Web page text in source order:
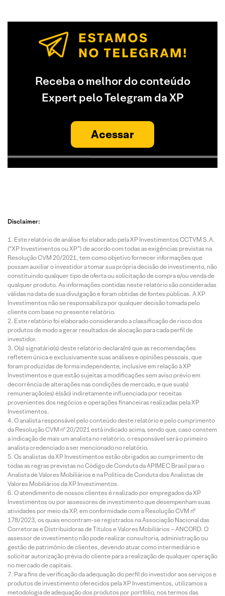
Receba o melhor do conteúdo
Expert pelo Telegram da XP
Acessar
Disclaimer:
Este relatório de análise foi elaborado pela XP Investimentos CCTVM S.A.
(“XP Investimentos ou XP”) de acordo com todas as exigências previstas na
Resolução CVM 20/2021, tem como objetivo fornecer informações que
possam auxiliar o investidor a tomar sua própria decisão de investimento, não
constituindo qualquer tipo de oferta ou solicitação de compra e/ou venda de
qualquer produto. As informações contidas neste relatório são consideradas
válidas na data de sua divulgação e foram obtidas de fontes públicas. A XP
Investimentos não se responsabiliza por qualquer decisão tomada pelo
cliente com base no presente relatório.
Este relatório foi elaborado considerando a classificação de risco dos
produtos de modo a gerar resultados de alocação para cada perfil de
investidor.
O(s) signatário(s) deste relatório declara(m) que as recomendações
refletem única e exclusivamente suas análises e opiniões pessoais, que
foram produzidas de forma independente, inclusive em relação à XP
Investimentos e que estão sujeitas a modificações sem aviso prévio em
decorrência de alterações nas condições de mercado, e que sua(s)
remuneração(es) é(são) indiretamente influenciada por receitas
provenientes dos negócios e operações financeiras realizadas pela XP
Investimentos.
O analista responsável pelo conteúdo deste relatório e pelo cumprimento
da Resolução CVM nº 20/2021 está indicado acima, sendo que, caso constem
a indicação de mais um analista no relatório, o responsável será o primeiro
analista credenciado a ser mencionado no relatório.
Os analistas da XP Investimentos estão obrigados ao cumprimento de
todas as regras previstas no Código de Conduta da APIMEC Brasil para o
Analista de Valores Mobiliários e na Política de Conduta dos Analistas de
Valores Mobiliários da XP Investimentos.
O atendimento de nossos clientes é realizado por empregados da XP
Investimentos ou por assessores de investimento que desempenham suas
atividades por meio da XP, em conformidade com a Resolução CVM nº
178/2023, os quais encontram-se registrados na Associação Nacional das
Corretoras e Distribuidoras de Títulos e Valores Mobiliários – ANCORD. O
assessor de investimento não pode realizar consultoria, administração ou
gestão de patrimônio de clientes, devendo atuar como intermediário e
solicitar autorização prévia do cliente para a realização de qualquer operação
no mercado de capitais.
Para fins de verificação da adequação do perfil do investidor aos serviços e
produtos de investimento oferecidos pela XP Investimentos, utilizamos a
metodologia de adequação dos produtos por portfólio, nos termos das